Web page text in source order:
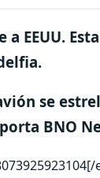
EEUU.
se
BNO